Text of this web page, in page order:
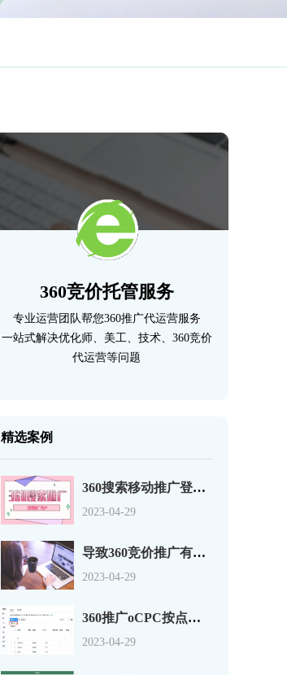
360竞价托管服务
专业运营团队帮您360推广代运营服务
一站式解决优化师、美工、技术、360竞价
代运营等问题
精选案例
360搜索移动推广登录页优化的12个事项
2023-04-29
导致360竞价推广有点击没转换的原因分析
2023-04-29
360推广oCPC按点击出价系数还是目标转化成本？
2023-04-29